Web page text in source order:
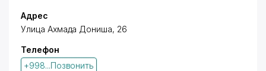
Адрес
Улица Ахмада Дониша, 26
Телефон
+998...Позвонить